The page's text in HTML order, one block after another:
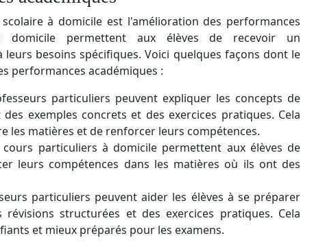
à domicile est l'amélioration des performances
domicile permettent aux élèves de recevoir un
besoins spécifiques. Voici quelques façons dont le
performances académiques :
particuliers peuvent expliquer les concepts de
exemples concrets et des exercices pratiques. Cela
les matières et de renforcer leurs compétences.
particuliers à domicile permettent aux élèves de
leurs compétences dans les matières où ils ont des
particuliers peuvent aider les élèves à se préparer
structurées et des exercices pratiques. Cela
et mieux préparés pour les examens.